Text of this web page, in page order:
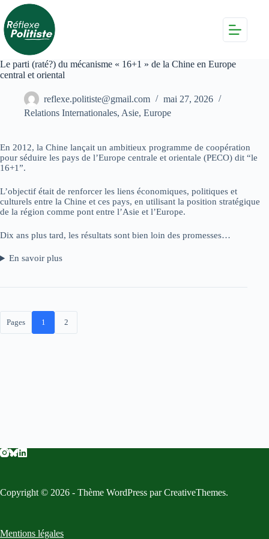
Passer
au
contenu
Le parti (raté?) du mécanisme « 16+1 » de la Chine en Europe
central et oriental
reflexe.politiste@gmail.com
mai 27, 2026
Relations Internationales, Asie, Europe
En 2012, la Chine lançait un ambitieux programme de coopération
pour séduire les pays de l’Europe centrale et orientale (PECO) dit “le
16+1”.
L’objectif était de renforcer les liens économiques, politiques et
culturels entre la Chine et ces pays, en utilisant la position stratégique
de la région comme pont entre l’Asie et l’Europe.
Dix ans plus tard, les résultats sont bien loin des promesses…
En savoir plus
Pages 1 2
Copyright © 2026 - Thème WordPress parCreativeThemes.
Mentions légales